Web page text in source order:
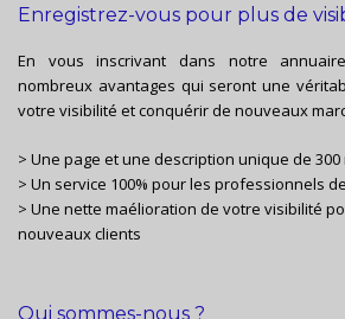
Enregistrez-vous pour plus de
En vous inscrivant dans notre
nombreux avantages qui seront une
votre visibilité et conquérir de nouveaux
> Une page et une description unique de 300
> Un service 100% pour les professionnels
> Une nette maélioration de votre visibilité
nouveaux clients
Qui sommes-nous ?